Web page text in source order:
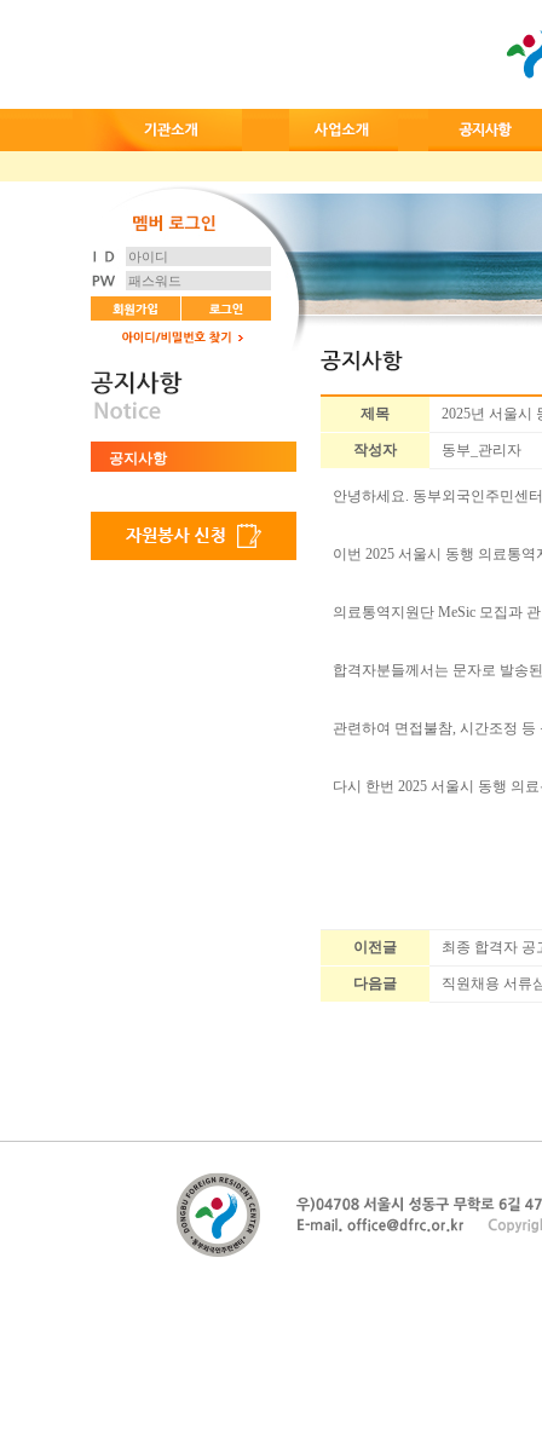
공지사항
제목 2025년 서울시
작성자 동부_관리자
안녕하세요. 동부외국인주민센
이번 2025 서울시 동행 의료통
의료통역지원단 MeSic 모집과
합격자분들께서는 문자로 발송
관련하여 면접불참, 시간조정 등
다시 한번 2025 서울시 동행 의
이전글 최종 합격자 공
다음글 직원채용 서류